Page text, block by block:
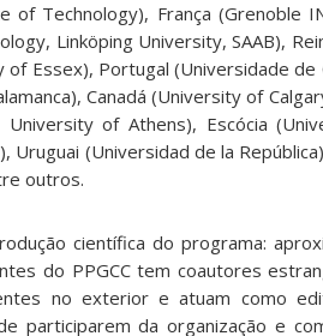
Technology), França (Grenoble
Linköping University, SAAB),
Essex), Portugal (Universidade de
Canadá (University of
University of Athens), Escócia
(Universidad de la
outros.
científica do programa:
do PPGCC tem coautores
no exterior e atuam como
participarem da organização e